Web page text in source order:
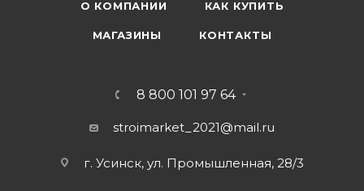
О КОМПАНИИ КАК КУПИТЬ
МАГАЗИНЫ КОНТАКТЫ
8 800 101 97 64
stroimarket_2021@mail.ru
г. Усинск, ул. Промышленная, 28/3